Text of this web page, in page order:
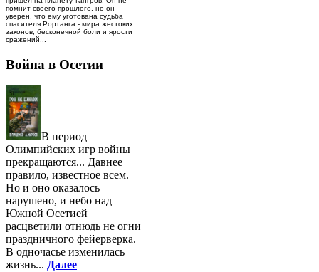
помнит своего прошлого, но он
уверен, что ему уготована судьба
спасителя Рортанга - мира жестоких
законов, бесконечной боли и ярости
сражений...
Война в Осетии
В период
Олимпийских игр войны
прекращаются... Давнее
правило, известное всем.
Но и оно оказалось
нарушено, и небо над
Южной Осетией
расцветили отнюдь не огни
праздничного фейерверка.
В одночасье изменилась
жизнь... Далее